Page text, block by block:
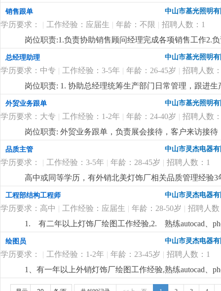
产管理和物料管理，懂现代潮流设计款灯饰的生产工艺
性。
销售跟单 中山市基光照明
学历要求： | 工作经验：应届生 | 年龄：不限 | 招聘人数：1
岗位职责:1.负责协助销售顾问经理完成各项销售工作2.
做好市场相关的各项业务事宜岗位要求:1.初中及以上学
心，做事细心，有上进心4.具有较强的沟通协调能力，
详细 ...
总经理助理 中山市基光照明
学历要求：中专 | 工作经验：3-5年 | 年龄：26-45岁 | 招聘人数
岗位职责: 1. 协助总经理统筹生产部门日常管理，跟进
2. 负责公司人事基础工作：员工招聘、入职离职、考勤
公司指令，整理生产报表、会议纪要，跟进各项工作督
位要求:1.有工厂工作经验，懂生产管理或做过人事/行
顺畅，服从管理，能长期稳定做。岗位待遇与福利：面
外贸业务跟单 中山市基光照明
学历要求：大专 | 工作经验：1-2年 | 年龄：24-40岁 | 招聘人数
岗位职责: 外贸业务跟单，负责展会接待，客户来访接
级，能基本交流。有类似灯饰企业工作经验。岗位待遇
品质主管 中山市灵杰电器
学历要求： | 工作经验：3-5年 | 年龄：28-45岁 | 招聘人数：1
高中或同等学历，有外销北美灯饰厂相关品质管理经验
工程部结构工程师 中山市灵杰电器
学历要求：高中 | 工作经验：应届生 | 年龄：28-50岁 | 招聘人数
1. 有二年以上灯饰厂绘图工作经验,2. 熟练autocad、
作经验优先.更详细...
绘图员 中山市灵杰电器
学历要求： | 工作经验：1-2年 | 年龄：23-45岁 | 招聘人数：1
1、有一年以上外销灯饰厂绘图工作经验,熟练autocad、
优先.更详细...